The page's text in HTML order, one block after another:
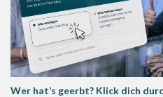
Wer hat’s geerbt? Klick dich